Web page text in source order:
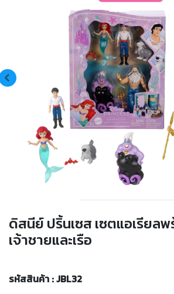
ดิสนีย์ ปริ้นเซส เซตแอเรียล
เจ้าชายและเรือ
รหัสสินค้า : JBL32